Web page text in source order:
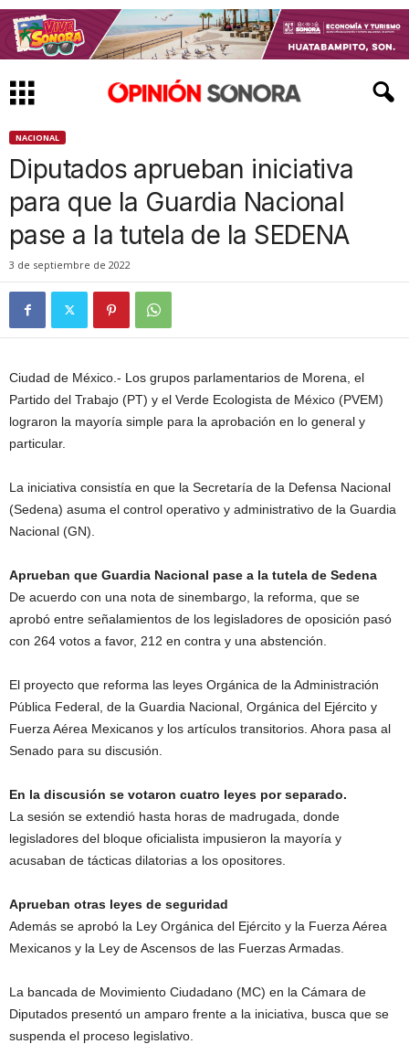
NACIONAL
Diputados aprueban iniciativa
para que la Guardia Nacional
pase a la tutela de la SEDENA
3 de septiembre de 2022
Ciudad de México.- Los grupos parlamentarios de Morena, el
Partido del Trabajo (PT) y el Verde Ecologista de México (PVEM)
lograron la mayoría simple para la aprobación en lo general y
particular.
La iniciativa consistía en que la Secretaría de la Defensa Nacional
(Sedena) asuma el control operativo y administrativo de la Guardia
Nacional (GN).
Aprueban que Guardia Nacional pase a la tutela de Sedena
De acuerdo con una nota de sinembargo, la reforma, que se
aprobó entre señalamientos de los legisladores de oposición pasó
con 264 votos a favor, 212 en contra y una abstención.
El proyecto que reforma las leyes Orgánica de la Administración
Pública Federal, de la Guardia Nacional, Orgánica del Ejército y
Fuerza Aérea Mexicanos y los artículos transitorios. Ahora pasa al
Senado para su discusión.
En la discusión se votaron cuatro leyes por separado.
La sesión se extendió hasta horas de madrugada, donde
legisladores del bloque oficialista impusieron la mayoría y
acusaban de tácticas dilatorias a los opositores.
Aprueban otras leyes de seguridad
Además se aprobó la Ley Orgánica del Ejército y la Fuerza Aérea
Mexicanos y la Ley de Ascensos de las Fuerzas Armadas.
La bancada de Movimiento Ciudadano (MC) en la Cámara de
Diputados presentó un amparo frente a la iniciativa, busca que se
suspenda el proceso legislativo.